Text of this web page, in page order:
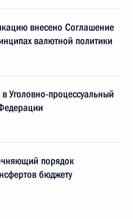
внесено Соглашение
валютной политики
Уголовно-процессуальный
порядок
бюджету